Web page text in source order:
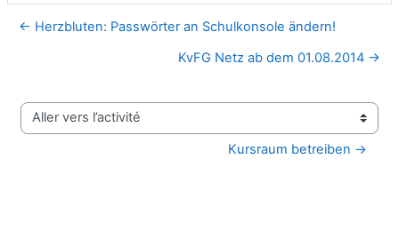
← Herzbluten: Passwörter an Schulkonsole ändern!
KvFG Netz ab dem 01.08.2014 →
Aller vers l’activité
Kursraum betreiben →